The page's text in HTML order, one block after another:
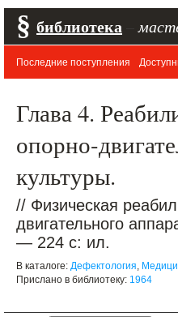
§ библиотека
Последние поступления
Глава 4.
опорно-
культуры.
// Физическая
двигательного
— 224 с: ил.
В каталоге: Дефектология,
Прислано в библиотеку: 1964